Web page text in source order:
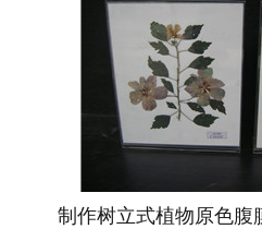
制作树立式植物原色腹